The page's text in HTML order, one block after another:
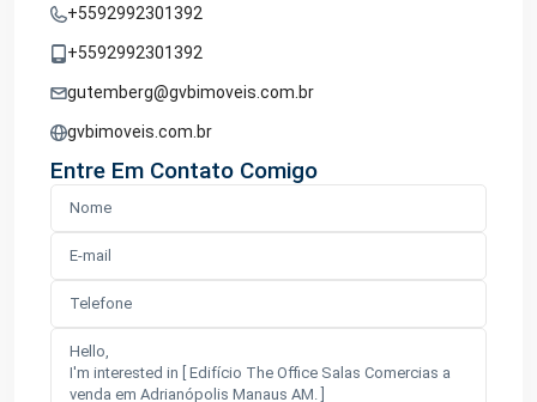
+5592992301392
+5592992301392
gutemberg@gvbimoveis.com.br
gvbimoveis.com.br
Entre Em Contato Comigo